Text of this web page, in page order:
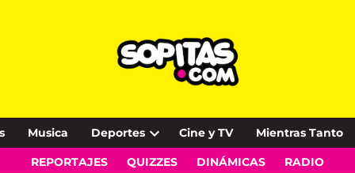
Musica Deportes
Open
dropdown
Cine y TV Mientras Tanto
REPORTAJES QUIZZES DINÁMICAS RADIO